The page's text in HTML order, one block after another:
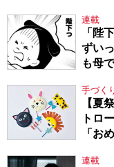
連載
「陛
ずい
も母
手づく
【夏
トロ
「お
連載